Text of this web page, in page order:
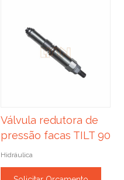
Válvula redutora de
pressão facas TILT 90
Hidráulica